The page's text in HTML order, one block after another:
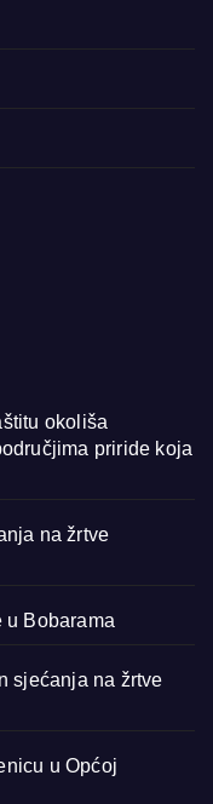
okoliša
priride koja
na žrtve
Bobarama
sjećanja na žrtve
u Općoj